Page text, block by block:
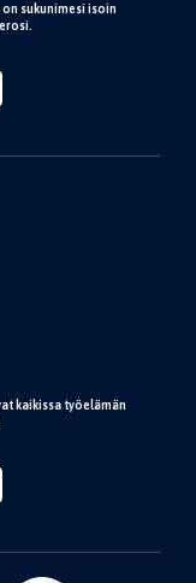
sukunimesi isoin
kaikissa työelämän